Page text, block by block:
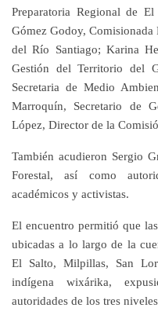
Preparatoria Regional de
Gómez Godoy, Comisionada
del Río Santiago; Karina
Gestión del Territorio del
Secretaria de Medio
Marroquín, Secretario de
López, Director de la
También acudieron Sergio
Forestal, así como
académicos y activistas.
El encuentro permitió que
ubicadas a lo largo de la
El Salto, Milpillas, San
indígena wixárika,
autoridades de los tres